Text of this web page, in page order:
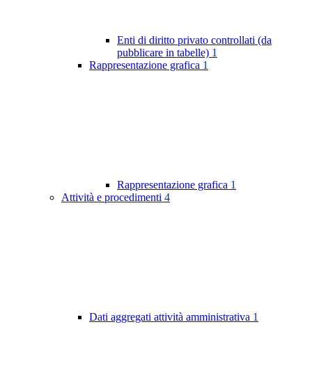
Enti di diritto privato controllati (da
pubblicare in tabelle) 1
Rappresentazione grafica 1
Rappresentazione grafica 1
Attività e procedimenti 4
Dati aggregati attività amministrativa 1